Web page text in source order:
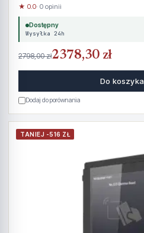
★ 0.0· 0 opinii
Dostępny
Wysyłka 24h
2798,00 zł2378,30 zł
Do koszyka
Dodaj do porównania
TANIEJ -516 ZŁ